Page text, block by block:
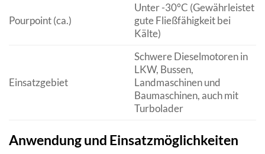
Pourpoint (ca.)
Unter -30°C (Gewährleistet
gute Fließfähigkeit bei
Kälte)
Einsatzgebiet
Schwere Dieselmotoren in
LKW, Bussen,
Landmaschinen und
Baumaschinen, auch mit
Turbolader
Anwendung und Einsatzmöglichkeiten